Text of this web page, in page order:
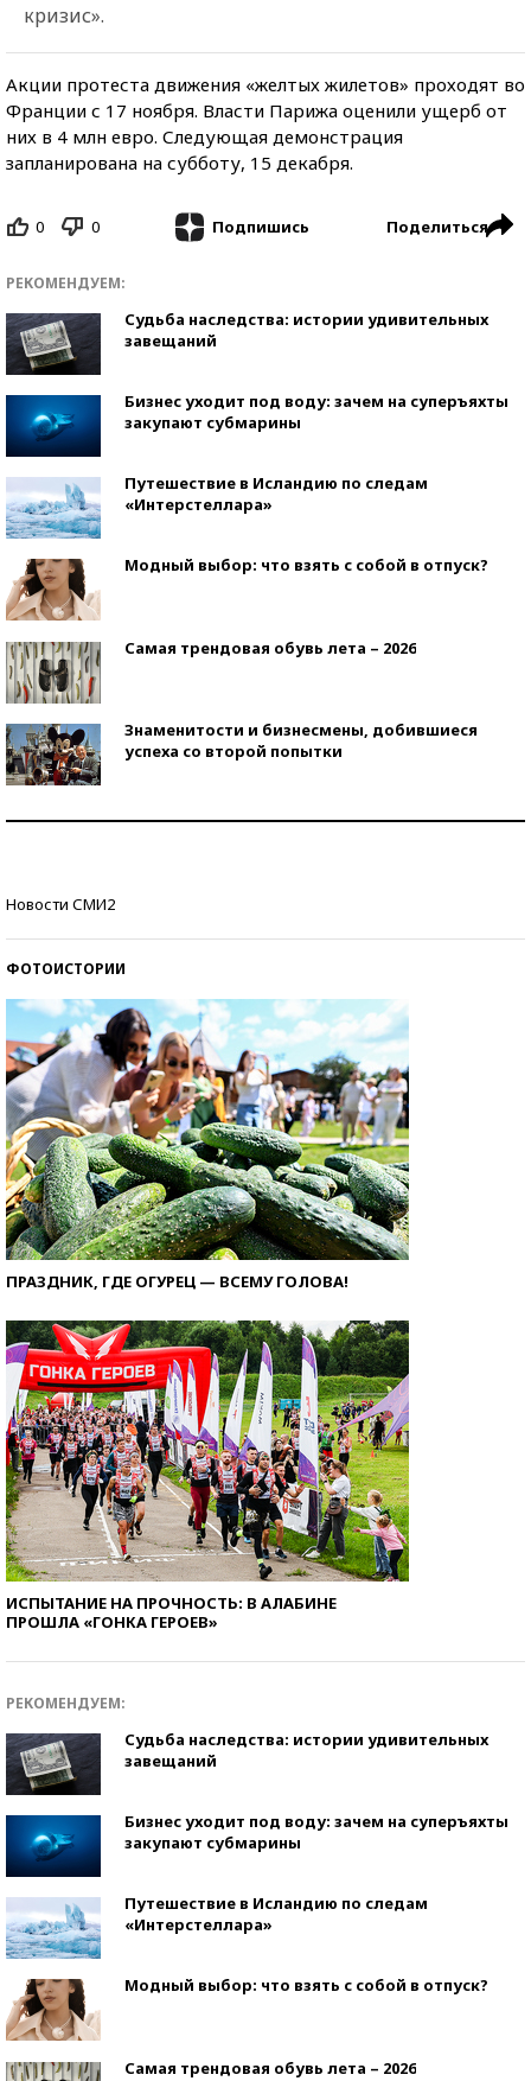
кризис».
Акции протеста движения «желтых жилетов» проходят во
Франции с 17 ноября. Власти Парижа оценили ущерб от
них в 4 млн евро. Следующая демонстрация
запланирована на субботу, 15 декабря.
0 0 Подпишись Поделиться
РЕКОМЕНДУЕМ:
Судьба наследства: истории удивительных
завещаний
Бизнес уходит под воду: зачем на суперъяхты
закупают субмарины
Путешествие в Исландию по следам
«Интерстеллара»
Модный выбор: что взять с собой в отпуск?
Самая трендовая обувь лета – 2026
Знаменитости и бизнесмены, добившиеся
успеха со второй попытки
Новости СМИ2
ФОТОИСТОРИИ
ПРАЗДНИК, ГДЕ ОГУРЕЦ — ВСЕМУ ГОЛОВА!
ИСПЫТАНИЕ НА ПРОЧНОСТЬ: В АЛАБИНЕ
ПРОШЛА «ГОНКА ГЕРОЕВ»
РЕКОМЕНДУЕМ:
Судьба наследства: истории удивительных
завещаний
Бизнес уходит под воду: зачем на суперъяхты
закупают субмарины
Путешествие в Исландию по следам
«Интерстеллара»
Модный выбор: что взять с собой в отпуск?
Самая трендовая обувь лета – 2026